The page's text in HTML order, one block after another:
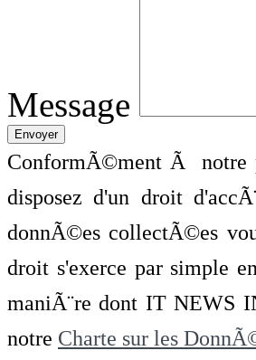
Message
ConformÃ©ment Ã notre
disposez d'un droit
donnÃ©es collectÃ©es
droit s'exerce par simple
maniÃ¨re dont IT NEWS
notre Charte sur les